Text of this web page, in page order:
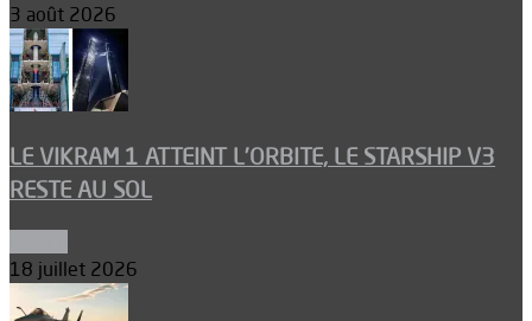
3 août 2026
LE VIKRAM 1 ATTEINT L’ORBITE, LE STARSHIP V3
RESTE AU SOL
18 juillet 2026